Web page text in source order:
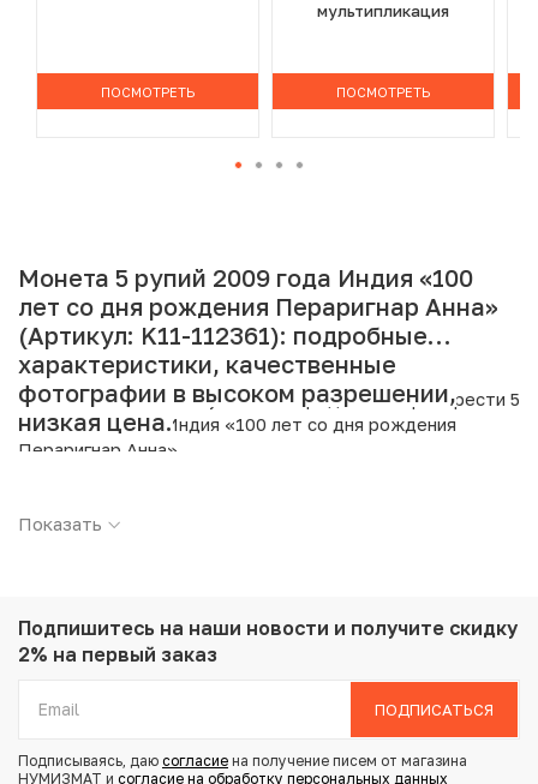
ПОСМОТРЕТЬ
мультипликация
ПОСМОТРЕТЬ
Монета 5 рупий 2009 года Индия «100
лет со дня рождения Пераригнар Анна»
(Артикул: K11-112361): подробные
характеристики, качественные
фотографии в высоком разрешении,
низкая цена.
Интернет магазин «Нумизмат» предлагает приобрести 5
рупий 2009 года Индия «100 лет со дня рождения
Пераригнар Анна».
Металл: Никелевая латунь
Вес: 6 г
Состояние: AU
Отметка монетного двора: ромб на реверсе (Мумбаи)
Показать
Подпишитесь на наши новости и получите скидку
2% на первый заказ
ПОДПИСАТЬСЯ
Подписываясь, даю согласие на получение писем от магазина
НУМИЗМАТ и согласие на обработку персональных данных